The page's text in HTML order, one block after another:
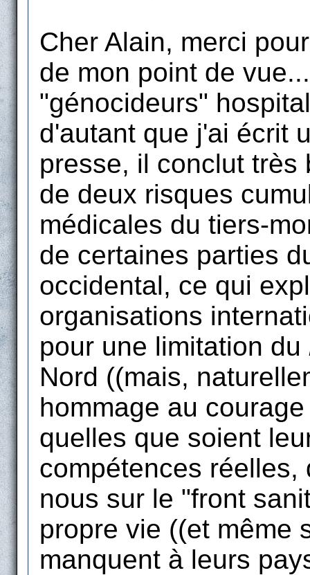
Cher Alain, merci
de mon point de
"génocideurs"
d'autant que j'ai écrit
presse, il conclut très
de deux risques
médicales du tiers-
de certaines parties
occidental, ce qui
organisations
pour une limitation du
Nord ((mais,
hommage au
quelles que soient
compétences
nous sur le "front
propre vie ((et même
manquent à leurs